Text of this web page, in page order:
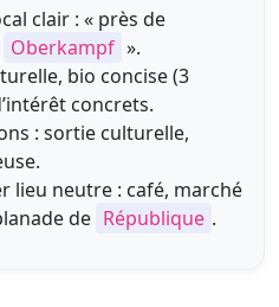
clair : « près de
Oberkampf ».
bio concise (3
concrets.
: sortie culturelle,
lieu neutre : café, marché
de République .